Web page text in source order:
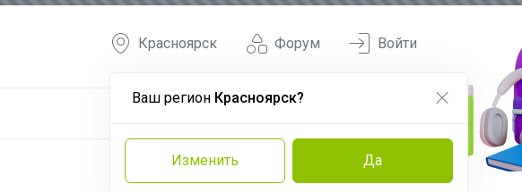
Форум
Красноярск
Ваш регион Красноярск?
Изменить Да
Войти